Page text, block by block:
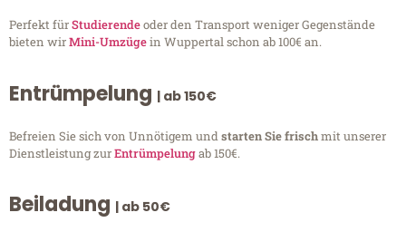
Perfekt fürStudierendeoder den Transport weniger Gegenstände
bieten wirMini-Umzügein Wuppertal schon ab 100€ an.
Entrümpelung | ab 150€
Befreien Sie sich von Unnötigem undstarten Sie frischmit unserer
Dienstleistung zurEntrümpelungab 150€.
Beiladung | ab 50€